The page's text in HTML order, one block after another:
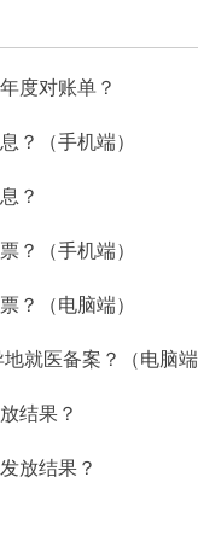
度对账单？
？（手机端）
？
？（手机端）
？（电脑端）
就医备案？（电脑
结果？
放结果？